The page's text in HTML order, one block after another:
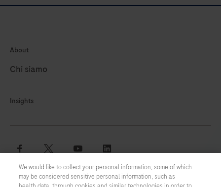
About
Chi siamo
Insights
facebook twitter youtube
Termini e condizioni
We would like to collect your personal information, some of which
may be considered sensitive personal information, such as